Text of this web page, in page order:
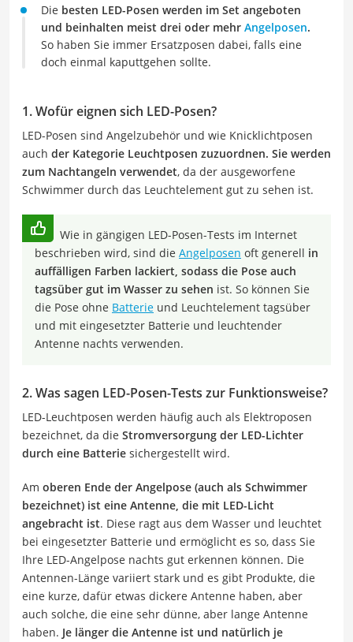
Die besten LED-Posen werden im Set angeboten
und beinhalten meist drei oder mehr Angelposen.
So haben Sie immer Ersatzposen dabei, falls eine
doch einmal kaputtgehen sollte.
1. Wofür eignen sich LED-Posen?
LED-Posen sind Angelzubehör und wie Knicklichtposen
auch der Kategorie Leuchtposen zuzuordnen. Sie werden
zum Nachtangeln verwendet, da der ausgeworfene
Schwimmer durch das Leuchtelement gut zu sehen ist.
Wie in gängigen LED-Posen-Tests im Internet
beschrieben wird, sind die Angelposen oft generell in
auffälligen Farben lackiert, sodass die Pose auch
tagsüber gut im Wasser zu sehen ist. So können Sie
die Pose ohne Batterie und Leuchtelement tagsüber
und mit eingesetzter Batterie und leuchtender
Antenne nachts verwenden.
2. Was sagen LED-Posen-Tests zur Funktionsweise?
LED-Leuchtposen werden häufig auch als Elektroposen
bezeichnet, da die Stromversorgung der LED-Lichter
durch eine Batterie sichergestellt wird.
Am oberen Ende der Angelpose (auch als Schwimmer
bezeichnet) ist eine Antenne, die mit LED-Licht
angebracht ist. Diese ragt aus dem Wasser und leuchtet
bei eingesetzter Batterie und ermöglicht es so, dass Sie
Ihre LED-Angelpose nachts gut erkennen können. Die
Antennen-Länge variiert stark und es gibt Produkte, die
eine kurze, dafür etwas dickere Antenne haben, aber
auch solche, die eine sehr dünne, aber lange Antenne
haben. Je länger die Antenne ist und natürlich je